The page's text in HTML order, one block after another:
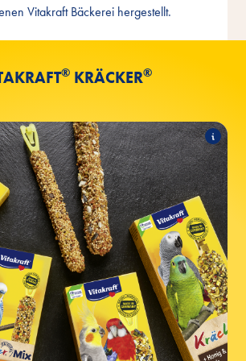
in Germany
Vitakraft Bäckerei hergestellt.
® KRÄCKER®
Kräcker
®
Classic
Produkte zählen zum Sortiment:
Kräcker
®
mit Popcorn & Honig
Kräcker
mit Orange & Aprikose
Kräcker
®
mit Sesam & Banane
Kräcker
®
mit Ei & Grassamen